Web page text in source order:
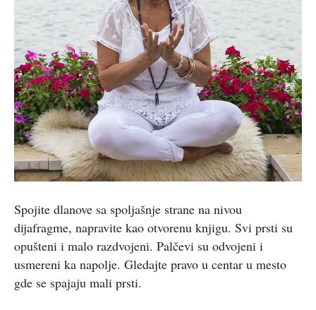
Spojite dlanove sa spoljašnje strane na nivou
dijafragme, napravite kao otvorenu knjigu. Svi prsti su
opušteni i malo razdvojeni. Palčevi su odvojeni i
usmereni ka napolje. Gledajte pravo u centar u mesto
gde se spajaju mali prsti.